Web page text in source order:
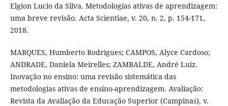
Elgion Lucio da Silva. Metodologias ativas de aprendizagem:
uma breve revisão. Acta Scientiae, v. 20, n. 2, p. 154-171,
2018.
MARQUES, Humberto Rodrigues; CAMPOS, Alyce Cardoso;
ANDRADE, Daniela Meirelles; ZAMBALDE, André Luiz.
Inovação no ensino: uma revisão sistemática das
metodologias ativas de ensino-aprendizagem. Avaliação:
Revista da Avaliação da Educação Superior (Campinas), v.